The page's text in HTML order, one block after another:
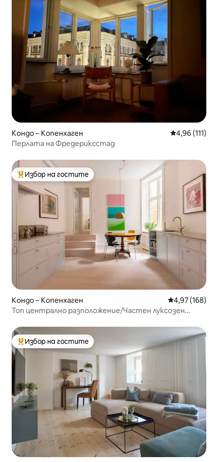
Кондо – Копенхаген Средна
4,96 (111)
Перлата на Фредериксстад
Най-популярен избор на гостите
Избор на гостите
Кондо – Копенхаген Средна
4,97 (168)
Топ централно разположение/Частен луксозен
Най-популярен избор на гостите
Избор на гостите